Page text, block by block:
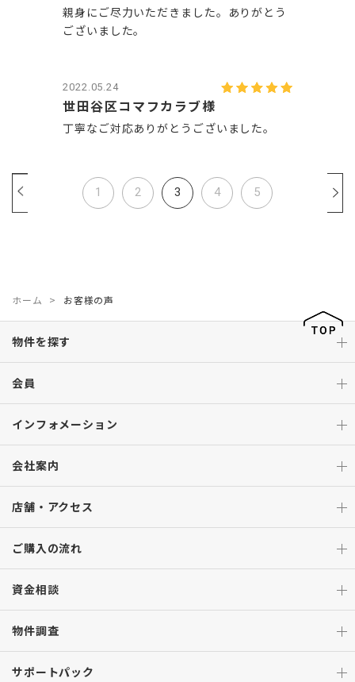
親身にご尽力いただきました。ありがとう
ございました。
2022.05.24
世田谷区コマフカラブ様
丁寧なご対応ありがとうございました。
1 2 3 4 5
ホーム お客様の声
物件を探す
会員
インフォメーション
会社案内
店舗・アクセス
ご購入の流れ
資金相談
物件調査
サポートパック